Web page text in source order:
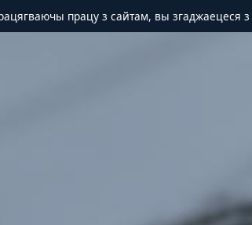
працу з сайтам, вы згаджаецеся